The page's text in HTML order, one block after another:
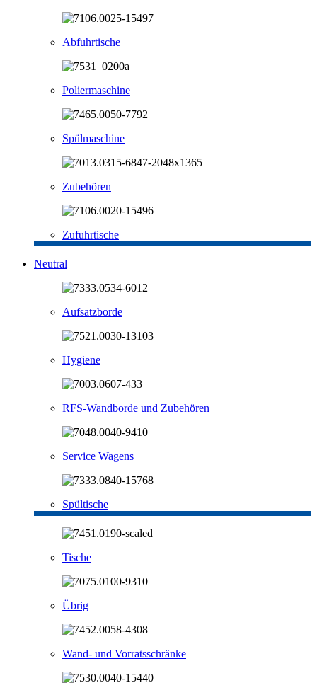
Abfuhrtische
Poliermaschine
Spülmaschine
Zubehören
Zufuhrtische
Neutral
Aufsatzborde
Hygiene
RFS-Wandborde und Zubehören
Service Wagens
Spültische
Tische
Übrig
Wand- und Vorratsschränke